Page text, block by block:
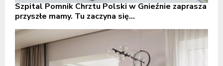
Szpital Pomnik Chrztu Polski w Gnieźnie zaprasza
przyszłe mamy. Tu zaczyna się...